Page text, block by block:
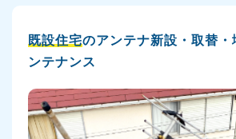
既設住宅のアンテナ新設・取替・
ンテナンス